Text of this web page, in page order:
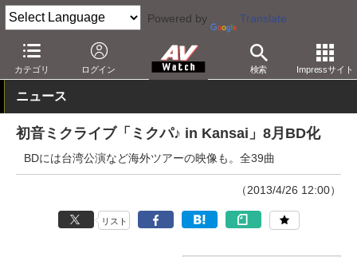
Powered by Translate
カテゴリ ログイン 検索 Impressサイト
AV Watch コンテンツ・サービス BD/DVD
ニュース
初音ミクライブ「ミクパ♪ in Kansai」8月BD化
BDには台湾公演など海外ツアーの映像も。全39曲
（2013/4/26 12:00）
リスト